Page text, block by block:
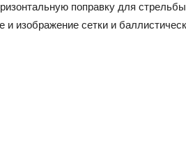
поправку для стрельбы
и изображение сетки и